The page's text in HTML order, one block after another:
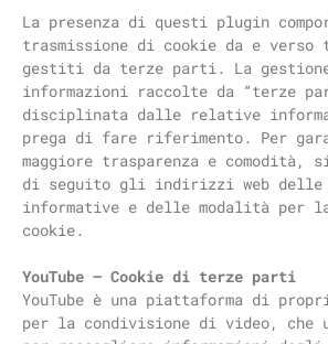
La presenza di questi plugin
trasmissione di cookie da e
gestiti da terze parti. La
informazioni raccolte da “terze
disciplinata dalle relative
prega di fare riferimento. Per
maggiore trasparenza e comodità,
di seguito gli indirizzi web delle
informative e delle modalità per
cookie.
YouTube – Cookie di terze parti
YouTube è una piattaforma di
per la condivisione di video, che